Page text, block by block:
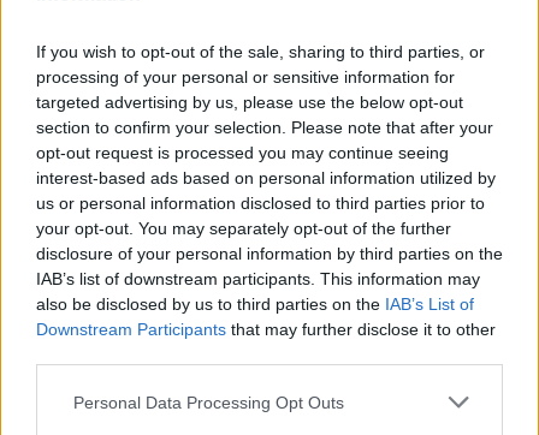
If you wish to opt-out of the sale, sharing to third parties, or
processing of your personal or sensitive information for
targeted advertising by us, please use the below opt-out
section to confirm your selection. Please note that after your
opt-out request is processed you may continue seeing
interest-based ads based on personal information utilized by
us or personal information disclosed to third parties prior to
your opt-out. You may separately opt-out of the further
disclosure of your personal information by third parties on the
IAB’s list of downstream participants. This information may
also be disclosed by us to third parties on the IAB’s List of
Downstream Participants that may further disclose it to other
Please note that this website/app uses one or more Google
Personal Data Processing Opt Outs
Condividi l'articolo
F
a
ce
b
o
o
k
T
w
it
te
r
Pi
n
te
re
st
W
h
at
s
A
p
p
S
h
a
re
Articolo precedente
Prossimo articolo